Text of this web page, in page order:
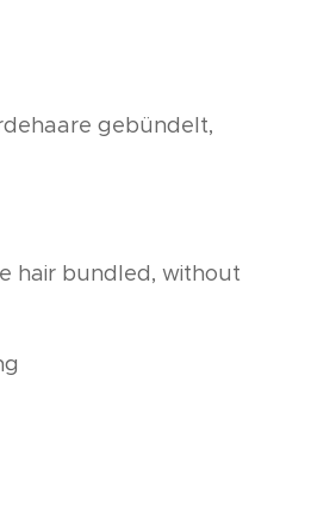
gebündelt,
hair bundled, without